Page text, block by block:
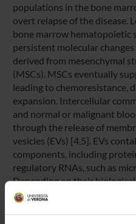
populations in the bone
overt relapse of the disease.
bone marrow hematopoietic
persistent molecular
derived from mesenchymal
(MSCs). MSCs eventually
leading to chemoresistance,
expansion. Intercellular
and normal or malignant
through the release of
vesicles (EVs) [4,5]. EVs
components, including
regulatory RNAs, such as
Depending on their
regulate pivotal cancer
resistance to cell apoptosis,